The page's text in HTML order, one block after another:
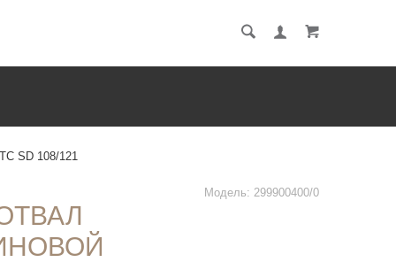
SD 108/121
Модель: 299900400/0